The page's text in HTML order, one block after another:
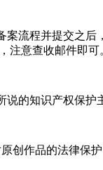
案流程并提交之后
注意查收邮件即可
说的知识产权保护
创作品的法律保护